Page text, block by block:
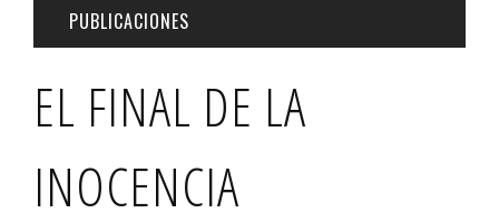
PUBLICACIONES
Fading Memories of the Sun
EL FINAL DE LA
INOCENCIA